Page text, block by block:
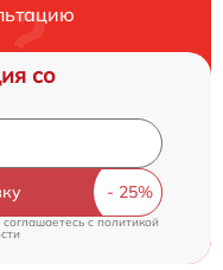
со
cполитикой